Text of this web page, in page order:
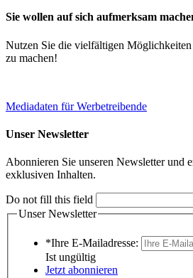
Sie wollen auf sich aufmerksam
Nutzen Sie die vielfältigen
zu machen!
Mediadaten für Werbetreibende
Unser Newsletter
Abonnieren Sie unseren Newsletter und
exklusiven Inhalten.
Do not fill this field
Unser Newsletter
*Ihre E-Mailadresse:
Ist ungültig
Jetzt abonnieren